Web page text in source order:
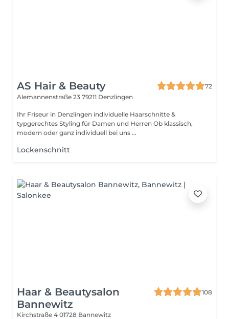
AS Hair & Beauty
72
Alemannenstraße 23 79211 Denzlingen
Ihr Friseur in Denzlingen individuelle Haarschnitte &
typgerechtes Styling für Damen und Herren Ob klassisch,
modern oder ganz individuell bei uns ...
Lockenschnitt
Haar & Beautysalon
Bannewitz
108
Kirchstraße 4 01728 Bannewitz